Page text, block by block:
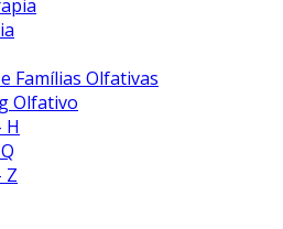
Famílias Olfativas
Olfativo
H
Z